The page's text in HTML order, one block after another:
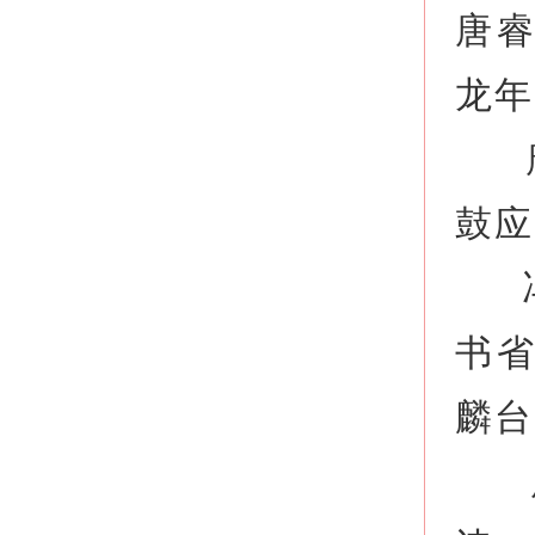
唐
龙
唐
鼓
冯
书
麟